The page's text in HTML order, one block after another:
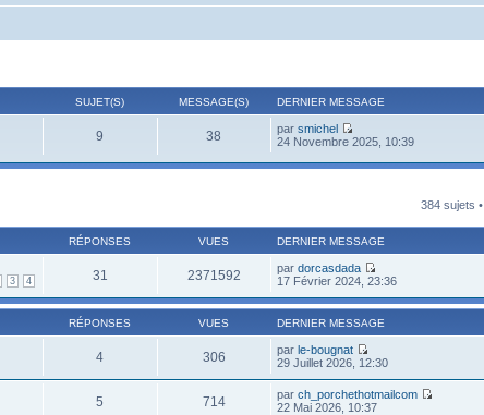
SUJET(S) MESSAGE(S) DERNIER MESSAGE
9 38 parsmichel
24 Novembre 2025, 10:39
384 sujets •
RÉPONSES VUES DERNIER MESSAGE
3 4 31 2371592 pardorcasdada
17 Février 2024, 23:36
RÉPONSES VUES DERNIER MESSAGE
4 306 parle-bougnat
29 Juillet 2026, 12:30
5 714 parch_porchethotmailcom
22 Mai 2026, 10:37